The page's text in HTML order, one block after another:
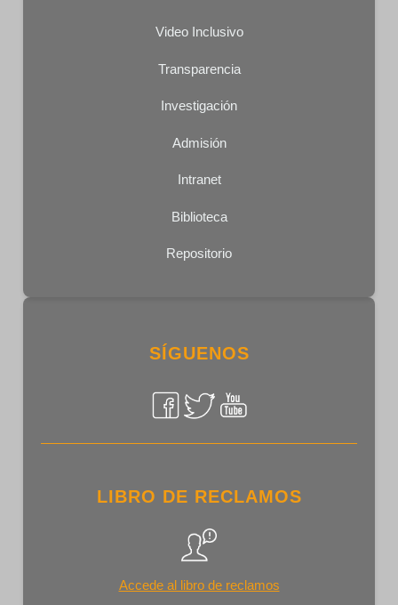
Video Inclusivo
Transparencia
Investigación
Admisión
Intranet
Biblioteca
Repositorio
SÍGUENOS
LIBRO DE RECLAMOS
Accede al libro de reclamos